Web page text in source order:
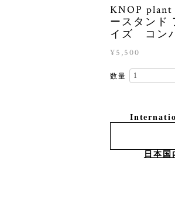
KNOP
ースタン
イズ コン
¥5,500
数量
日本国